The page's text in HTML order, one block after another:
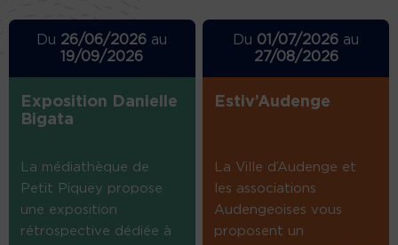
Du 26/06/2026 au
19/09/2026
Exposition Danielle
Bigata
La médiathèque de
Petit Piquey propose
une exposition
rétrospective dédiée à
Du 01/07/2026 au
27/08/2026
Estiv’Audenge
La Ville d’Audenge et
les associations
Audengeoises vous
proposent un